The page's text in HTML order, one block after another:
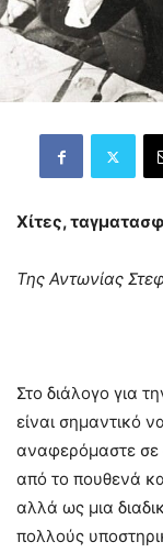
Χίτες,
Της Αντωνίας
Στο διάλογο για
είναι σημαντικό
αναφερόμαστε σε
από το πουθενά
αλλά ως μια
πολλούς